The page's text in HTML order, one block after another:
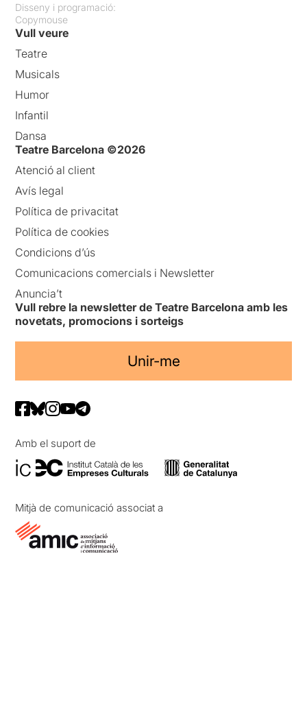
Disseny i programació:
Copymouse
Vull veure
Teatre
Musicals
Humor
Infantil
Dansa
Teatre Barcelona ©2026
Atenció al client
Avís legal
Política de privacitat
Política de cookies
Condicions d’ús
Comunicacions comercials i Newsletter
Anuncia’t
Vull rebre la newsletter de Teatre Barcelona amb les
novetats, promocions i sorteigs
Unir-me
Amb el suport de
Mitjà de comunicació associat a